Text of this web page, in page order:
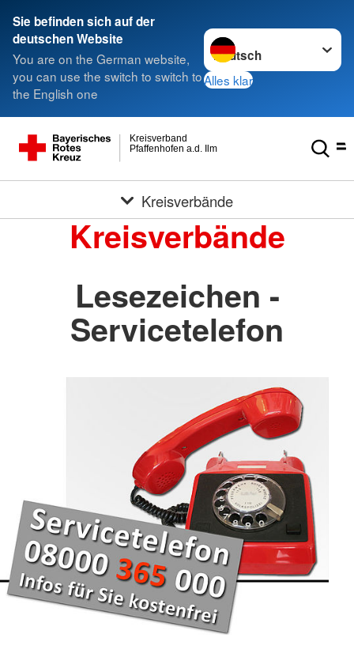
Sie befinden sich auf der
deutschen Website
You are on the German website,
you can use the switch to switch to
the English one
Sprache wechseln zu
Alles klar
Pfaffenhofen a.d. Ilm
Kreisverband
Kreisverbände
Kreisverbände
Lesezeichen -
Servicetelefon